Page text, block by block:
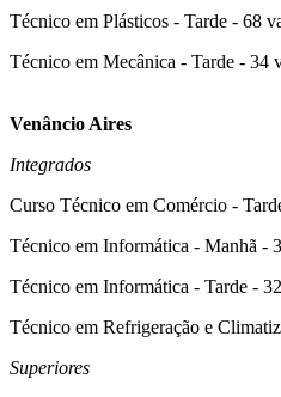
Técnico em Plásticos - Tarde - 68
Técnico em Mecânica - Tarde - 34
Venâncio Aires
Integrados
Curso Técnico em Comércio -
Técnico em Informática - Manhã -
Técnico em Informática - Tarde -
Técnico em Refrigeração e
Superiores